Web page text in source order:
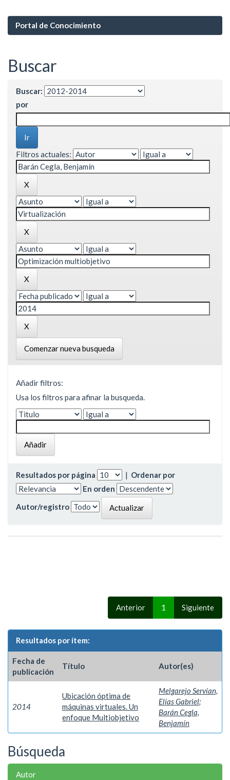
Portal de Conocimiento
Buscar
Buscar:
por
Filtros actuales:
Comenzar nueva busqueda
Añadir filtros:
Usa los filtros para afinar la busqueda.
Resultados por página | Ordenar por
En orden
Autor/registro
Anterior 1 Siguiente
Resultados por ítem:
Fecha de
publicación
Título Autor(es)
2014
Ubicación óptima de
máquinas virtuales. Un
enfoque Multiobjetivo
Melgarejo Servían,
Elías Gabriel;
Barán Cegla,
Benjamín
Búsqueda
Autor